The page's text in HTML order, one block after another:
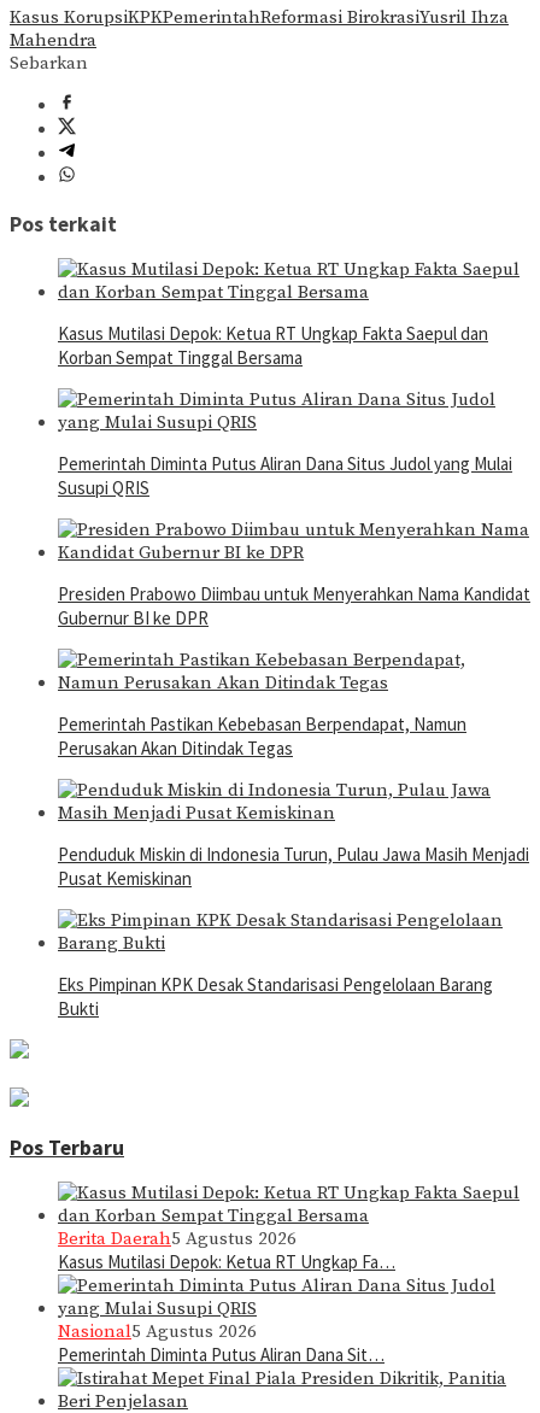
Kasus KorupsiKPKPemerintahReformasi BirokrasiYusril Ihza
Mahendra
Sebarkan
Pos terkait
Kasus Mutilasi Depok: Ketua RT Ungkap Fakta Saepul dan
Korban Sempat Tinggal Bersama
Pemerintah Diminta Putus Aliran Dana Situs Judol yang Mulai
Susupi QRIS
Presiden Prabowo Diimbau untuk Menyerahkan Nama Kandidat
Gubernur BI ke DPR
Pemerintah Pastikan Kebebasan Berpendapat, Namun
Perusakan Akan Ditindak Tegas
Penduduk Miskin di Indonesia Turun, Pulau Jawa Masih Menjadi
Pusat Kemiskinan
Eks Pimpinan KPK Desak Standarisasi Pengelolaan Barang
Bukti
Pos Terbaru
Berita Daerah5 Agustus 2026
Kasus Mutilasi Depok: Ketua RT Ungkap Fa…
Nasional5 Agustus 2026
Pemerintah Diminta Putus Aliran Dana Sit…